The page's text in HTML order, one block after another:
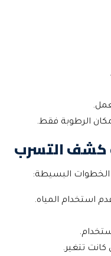
الرطوبة فقط.
كشف التسرب
البسيطة:
استخدام المياه.
كانت تتغير.